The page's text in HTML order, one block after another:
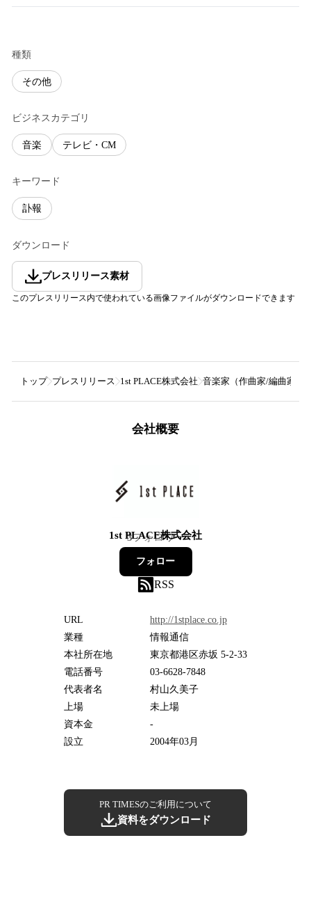
種類
その他
ビジネスカテゴリ
音楽 テレビ・CM
キーワード
訃報
ダウンロード
プレスリリース素材
このプレスリリース内で使われている画像ファイルがダウンロードできます
トップ プレスリリース 1st PLACE株式会社 音楽家（作曲家/編曲家/
会社概要
1st PLACE株式会社
3フォロワー
フォロー
RSS
URL
http://1stplace.co.jp
業種
情報通信
本社所在地
東京都港区赤坂 5-2-33
電話番号
03-6628-7848
代表者名
村山久美子
上場
未上場
資本金
-
設立
2004年03月
PR TIMESのご利用について
資料をダウンロード